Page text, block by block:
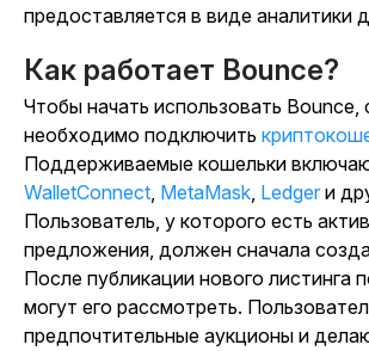
предоставляется в виде аналитики
Как работает Bounce?
Чтобы начать использовать Bounce,
необходимо подключить
Поддерживаемые кошельки
WalletConnect, MetaMask, Ledger и
Пользователь, у которого есть
предложения, должен сначала
После публикации нового листинга
могут его рассмотреть.
предпочтительные аукционы и